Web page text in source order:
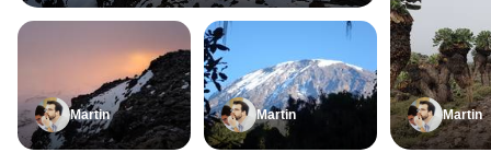
Martin Martin Martin